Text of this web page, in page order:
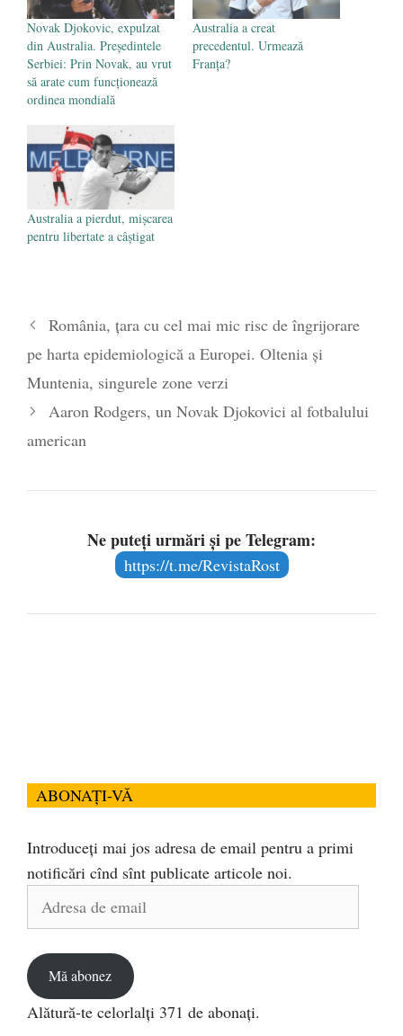
Novak Djokovic, expulzat
din Australia. Președintele
Serbiei: Prin Novak, au vrut
să arate cum funcționează
ordinea mondială
Australia a creat
precedentul. Urmează
Franța?
Australia a pierdut, mișcarea
pentru libertate a câștigat
România, țara cu cel mai mic risc de îngrijorare
pe harta epidemiologică a Europei. Oltenia și
Muntenia, singurele zone verzi
Aaron Rodgers, un Novak Djokovici al fotbalului
american
Ne puteți urmări și pe Telegram:
https://t.me/RevistaRost
ABONAȚI-VĂ
Introduceți mai jos adresa de email pentru a primi
notificări cînd sînt publicate articole noi.
Mă abonez
Alătură-te celorlalți 371 de abonați.